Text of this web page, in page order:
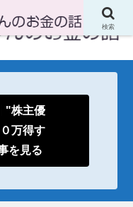
"株主優
万得す
を見る
検索